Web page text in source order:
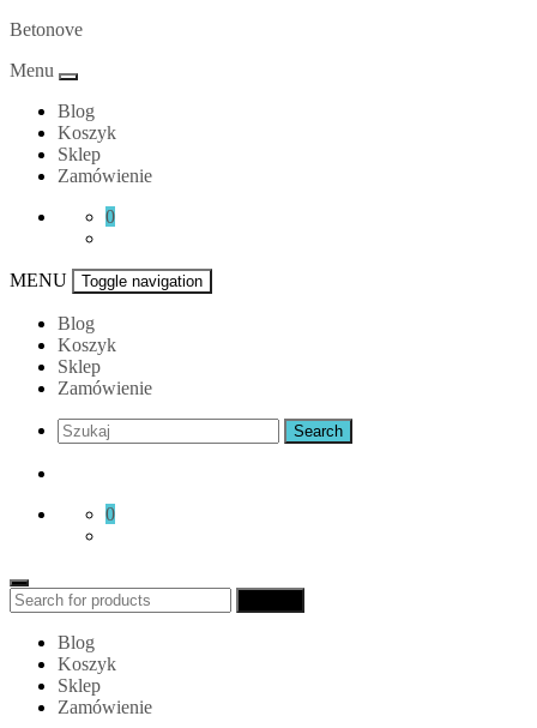
Skip
content
Betonove
Menu
Blog
Koszyk
Sklep
Zamówienie
0
MENU Toggle navigation
Blog
Koszyk
Sklep
Zamówienie
0
Search
for:
Blog
Koszyk
Sklep
Zamówienie